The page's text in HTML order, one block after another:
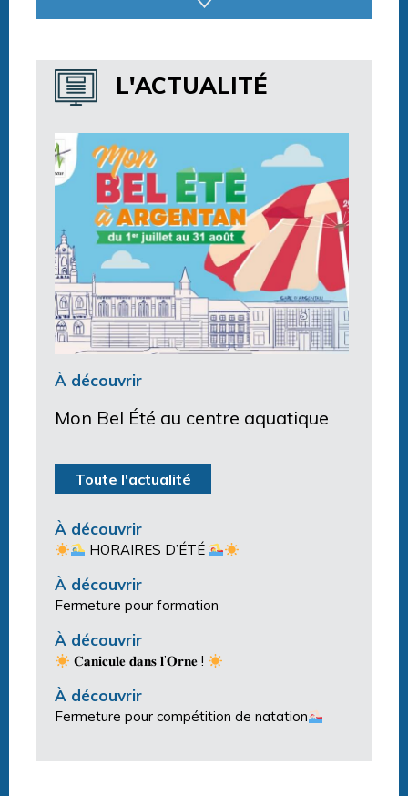
Billetterie et Réservation
L'ACTUALITÉ
À découvrir
Mon Bel Été au centre aquatique
Toute l'actualité
À découvrir
HORAIRES D’ÉTÉ
À découvrir
Fermeture pour formation
À découvrir
𝐂𝐚𝐧𝐢𝐜𝐮𝐥𝐞 𝐝𝐚𝐧𝐬 𝐥’𝐎𝐫𝐧𝐞 !
À découvrir
Fermeture pour compétition de natation